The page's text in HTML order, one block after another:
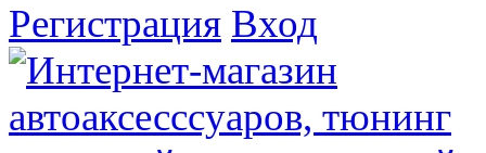
Регистрация Вход